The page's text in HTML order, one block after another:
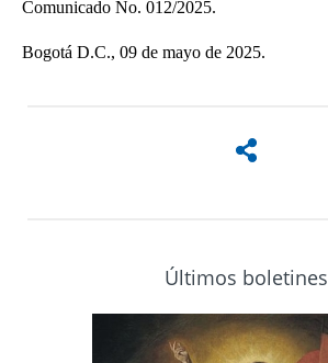
Comunicado No. 012/2025.
Bogotá D.C., 09 de mayo de 2025.
Últimos boletines